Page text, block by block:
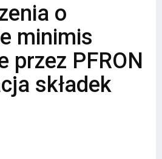
o
minimis
przez PFRON
składek